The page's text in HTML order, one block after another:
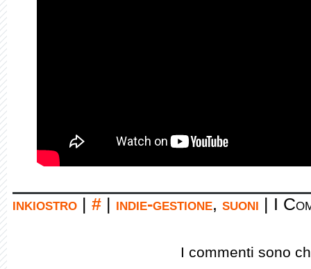
inkiostro # indie-gestione, suoni I
I commenti sono